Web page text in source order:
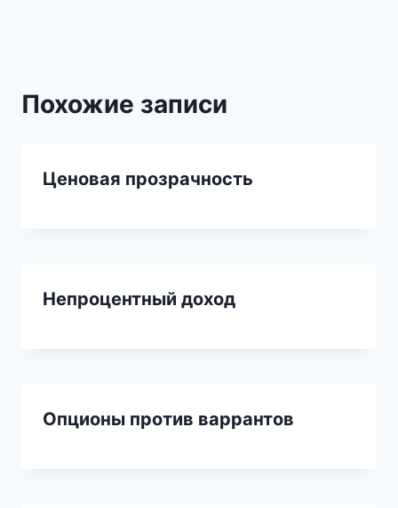
Похожие записи
Ценовая прозрачность
Непроцентный доход
Опционы против варрантов